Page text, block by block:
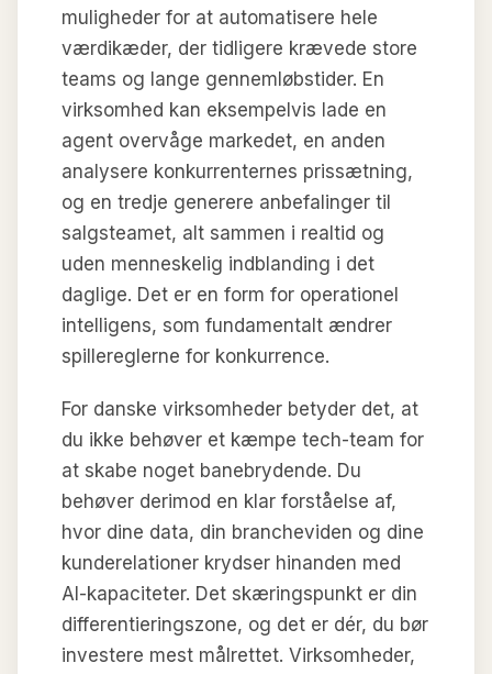
muligheder for at automatisere hele
værdikæder, der tidligere krævede store
teams og lange gennemløbstider. En
virksomhed kan eksempelvis lade en
agent overvåge markedet, en anden
analysere konkurrenternes prissætning,
og en tredje generere anbefalinger til
salgsteamet, alt sammen i realtid og
uden menneskelig indblanding i det
daglige. Det er en form for operationel
intelligens, som fundamentalt ændrer
spillereglerne for konkurrence.
For danske virksomheder betyder det, at
du ikke behøver et kæmpe tech-team for
at skabe noget banebrydende. Du
behøver derimod en klar forståelse af,
hvor dine data, din brancheviden og dine
kunderelationer krydser hinanden med
AI-kapaciteter. Det skæringspunkt er din
differentieringszone, og det er dér, du bør
investere mest målrettet. Virksomheder,